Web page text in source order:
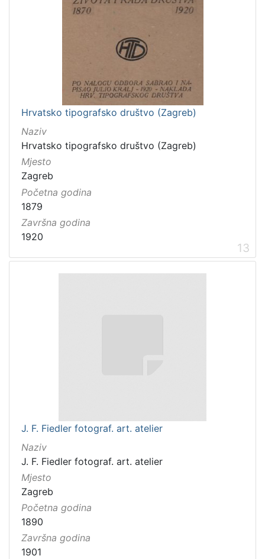
Hrvatsko tipografsko društvo (Zagreb)
Naziv
Hrvatsko tipografsko društvo (Zagreb)
Mjesto
Zagreb
Početna godina
1879
Završna godina
1920
13
J. F. Fiedler fotograf. art. atelier
Naziv
J. F. Fiedler fotograf. art. atelier
Mjesto
Zagreb
Početna godina
1890
Završna godina
1901